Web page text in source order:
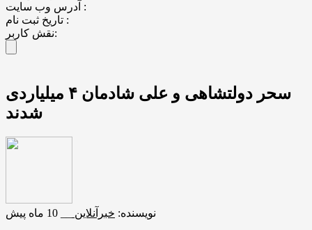
آدرس وب سایت :
تاریخ ثبت نام :
نقش کاربر:
سحر دولتشاهی و علی شادمان ۴ میلیاردی
شدند
نویسنده: خبرآنلاین 10 ماه پیش